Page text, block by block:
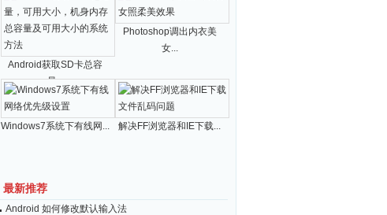
Android获取SD卡总容
量...
Photoshop调出内衣美
女...
Windows7系统下有线网... 解决FF浏览器和IE下载...
最新推荐
Android 如何修改默认输入法